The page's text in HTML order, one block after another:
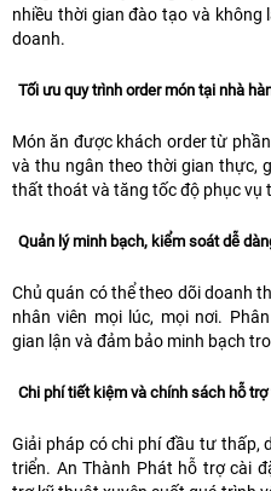
nhiều thời gian đào tạo và không
doanh.
Tối ưu quy trình order món tại nhà
Món ăn được khách order từ
và thu ngân theo thời gian thực,
thất thoát và tăng tốc độ phục vụ
Quản lý minh bạch, kiểm soát dễ
Chủ quán có thể theo dõi doanh
nhân viên mọi lúc, mọi nơi.
gian lận và đảm bảo minh bạch
Chi phí tiết kiệm và chính sách hỗ trợ
Giải pháp có chi phí đầu tư thấp,
triển. An Thành Phát hỗ trợ cài